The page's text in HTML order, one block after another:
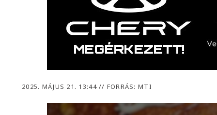
2025. MÁJUS 21. 13:44// FORRÁS: MTI